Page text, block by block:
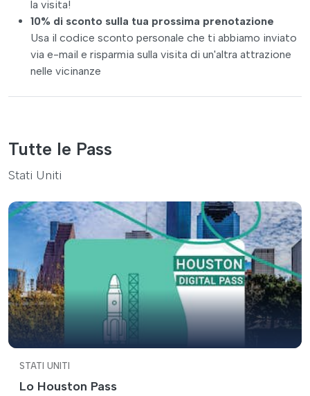
la visita!
10% di sconto sulla tua prossima prenotazione
Usa il codice sconto personale che ti abbiamo inviato
via e-mail e risparmia sulla visita di un'altra attrazione
nelle vicinanze
Tutte le Pass
Stati Uniti
STATI UNITI
Lo Houston Pass